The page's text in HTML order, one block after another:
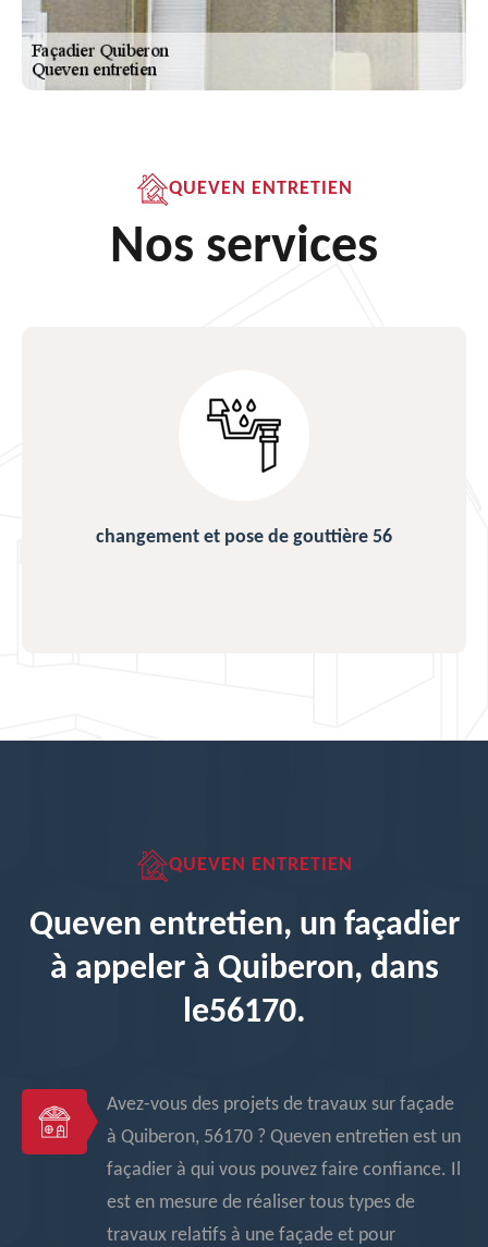
QUEVEN ENTRETIEN
Nos services
changement et pose de gouttière 56
QUEVEN ENTRETIEN
Queven entretien, un façadier
à appeler à Quiberon, dans
le56170.
Avez-vous des projets de travaux sur façade
à Quiberon, 56170 ? Queven entretien est un
façadier à qui vous pouvez faire confiance. Il
est en mesure de réaliser tous types de
travaux relatifs à une façade et pour